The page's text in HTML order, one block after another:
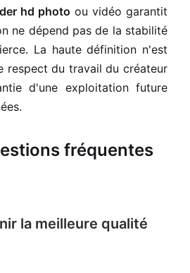
hd photo ou vidéo garantit
ne dépend pas de la stabilité
La haute définition n'est
respect du travail du créateur
d'une exploitation future
fréquentes
la meilleure qualité